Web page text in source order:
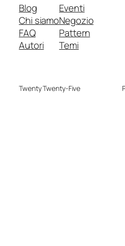
Blog
Chi siamo
FAQ
Autori
Eventi
Negozio
Pattern
Temi
Twenty Twenty-Five